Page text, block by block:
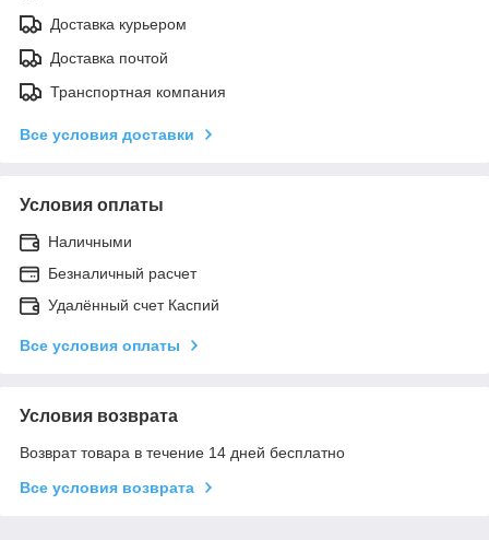
Доставка курьером
Доставка почтой
Транспортная компания
Все условия доставки
Условия оплаты
Наличными
Безналичный расчет
Удалённый счет Каспий
Все условия оплаты
Условия возврата
Возврат товара в течение 14 дней бесплатно
Все условия возврата